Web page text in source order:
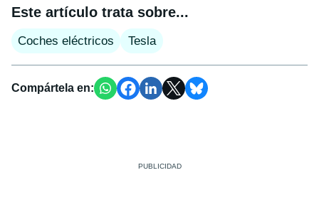
Este artículo trata sobre...
Coches eléctricos Tesla
Compártela en: